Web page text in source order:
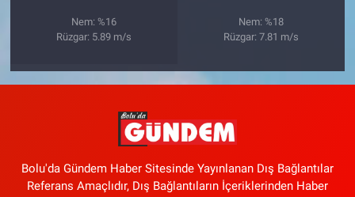
Nem: %16
Rüzgar: 5.89 m/s
Nem: %18
Rüzgar: 7.81 m/s
Bolu'da Gündem Haber Sitesinde Yayınlanan Dış Bağlantılar
Referans Amaçlıdır, Dış Bağlantıların İçeriklerinden Haber